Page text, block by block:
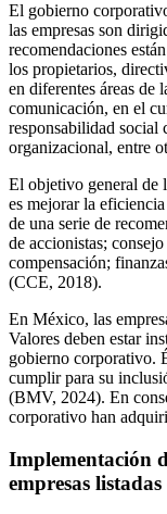
El gobierno
las empresas son
recomendaciones
los propietarios,
en diferentes áreas de
comunicación, en el
responsabilidad social
organizacional, entre
El objetivo general de
es mejorar la
de una serie de
de accionistas;
compensación;
(CCE, 2018).
En México, las
Valores deben estar
gobierno corporativo.
cumplir para su
(BMV, 2024). En
corporativo han
Implementación
empresas